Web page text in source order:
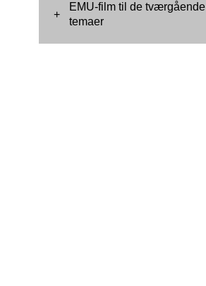
+
EMU-film til de tværgående
temaer